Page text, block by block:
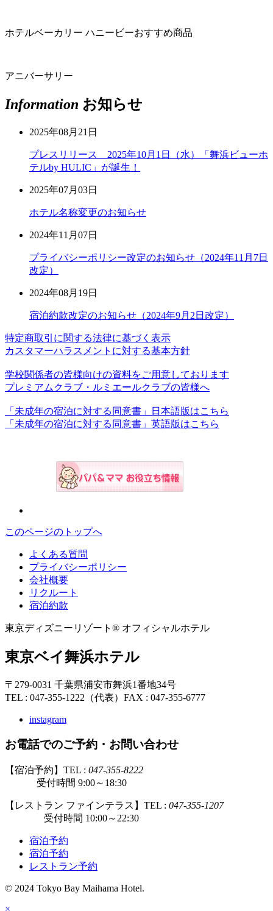
ホテルベーカリー ハニービーおすすめ商品
アニバーサリー
Information お知らせ
2025年08月21日
プレスリリース 2025年10月1日（水）「舞浜ビューホ
テルby HULIC」が誕生！
2025年07月03日
ホテル名称変更のお知らせ
2024年11月07日
プライバシーポリシー改定のお知らせ（2024年11月7日
改定）
2024年08月19日
宿泊約款改定のお知らせ（2024年9月2日改定）
特定商取引に関する法律に基づく表示
カスタマーハラスメントに対する基本方針
学校関係者の皆様向けの資料をご用意しております
プレミアムクラブ・ルミエールクラブの皆様へ
「未成年の宿泊に対する同意書」日本語版はこちら
「未成年の宿泊に対する同意書」英語版はこちら
このページのトップへ
よくある質問
プライバシーポリシー
会社概要
リクルート
宿泊約款
東京ディズニーリゾート® オフィシャルホテル
東京ベイ舞浜ホテル
〒279-0031 千葉県浦安市舞浜1番地34号
TEL : 047-355-1222（代表） FAX : 047-355-6777
instagram
お電話でのご予約・お問い合わせ
【宿泊予約】TEL : 047-355-8222
受付時間 9:00～18:30
【レストラン ファインテラス】TEL : 047-355-1207
受付時間 10:00～22:30
宿泊予約
宿泊予約
レストラン予約
© 2024 Tokyo Bay Maihama Hotel.
×